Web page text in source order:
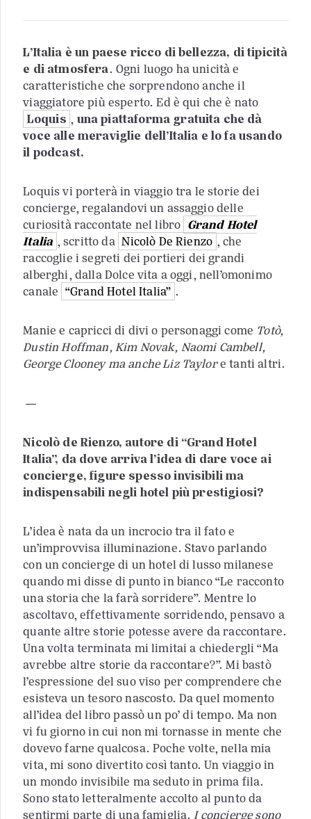
L’Italia è un paese ricco di bellezza, di tipicità
e di atmosfera. Ogni luogo ha unicità e
caratteristiche che sorprendono anche il
viaggiatore più esperto. Ed è qui che è nato
Loquis , una piattaforma gratuita che dà
voce alle meraviglie dell’Italia e lo fa usando
il podcast.
Loquis vi porterà in viaggio tra le storie dei
concierge, regalandovi un assaggio delle
curiosità raccontate nel libro Grand Hotel
Italia , scritto da Nicolò De Rienzo , che
raccoglie i segreti dei portieri dei grandi
alberghi, dalla Dolce vita a oggi, nell’omonimo
canale “Grand Hotel Italia” .
Manie e capricci di divi o personaggi come Totò,
Dustin Hoffman, Kim Novak, Naomi Cambell,
George Clooney ma anche Liz Taylore tanti altri.
—
Nicolò de Rienzo, autore di “Grand Hotel
Italia”, da dove arriva l’idea di dare voce ai
concierge, figure spesso invisibili ma
indispensabili negli hotel più prestigiosi?
L’idea è nata da un incrocio tra il fato e
un’improvvisa illuminazione. Stavo parlando
con un concierge di un hotel di lusso milanese
quando mi disse di punto in bianco “Le racconto
una storia che la farà sorridere”. Mentre lo
ascoltavo, effettivamente sorridendo, pensavo a
quante altre storie potesse avere da raccontare.
Una volta terminata mi limitai a chiedergli “Ma
avrebbe altre storie da raccontare?”. Mi bastò
l’espressione del suo viso per comprendere che
esisteva un tesoro nascosto. Da quel momento
all’idea del libro passò un po’ di tempo. Ma non
vi fu giorno in cui non mi tornasse in mente che
dovevo farne qualcosa. Poche volte, nella mia
vita, mi sono divertito così tanto. Un viaggio in
un mondo invisibile ma seduto in prima fila.
Sono stato letteralmente accolto al punto da
sentirmi parte di una famiglia.I concierge sono